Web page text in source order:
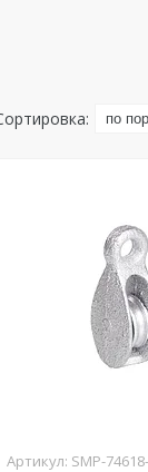
SMP-